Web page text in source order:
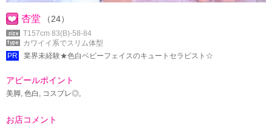
杏堂 （24）
T157cm 83(B)-58-84
カワイイ系でスリム体型
PR
業界未経験★色白ベビーフェイスのキュートセラピスト☆
アピールポイント
美脚, 色白, コスプレ◎,
お店コメント